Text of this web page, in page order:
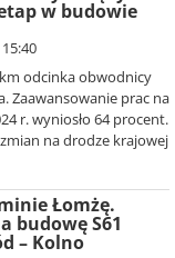
w budowie
odcinka obwodnicy
Zaawansowanie prac na
r. wyniosło 64 procent.
na drodze krajowej
Łomżę.
budowę S61
– Kolno